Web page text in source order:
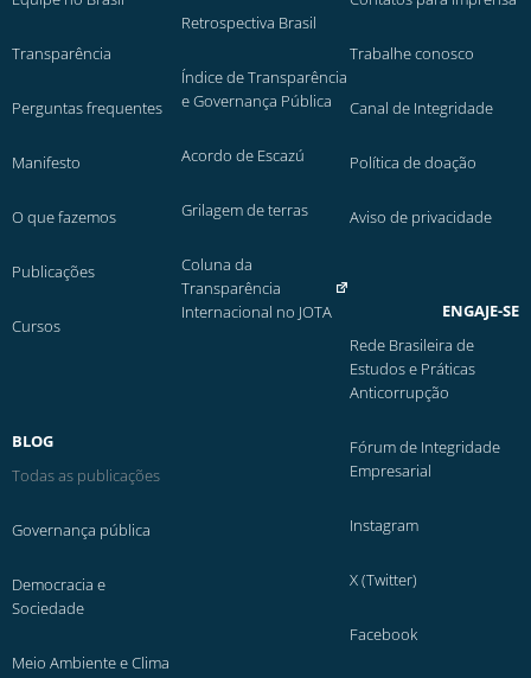
Transparência
Perguntas frequentes
Manifesto
O que fazemos
Publicações
Cursos
BLOG
Todas as publicações
Governança pública
Democracia e
Sociedade
Meio Ambiente e Clima
Retrospectiva Brasil
Índice de Transparência
e Governança Pública
Acordo de Escazú
Grilagem de terras
Coluna da
Transparência
Internacional no JOTA
Trabalhe conosco
Canal de Integridade
Política de doação
Aviso de privacidade
ENGAJE-SE
Rede Brasileira de
Estudos e Práticas
Anticorrupção
Fórum de Integridade
Empresarial
Instagram
X (Twitter)
Facebook